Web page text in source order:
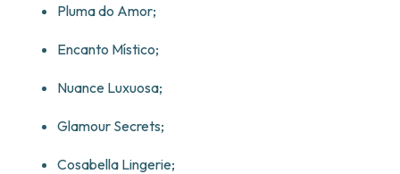
Pluma do Amor;
Encanto Místico;
Nuance Luxuosa;
Glamour Secrets;
Cosabella Lingerie;